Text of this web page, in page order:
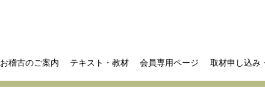
お稽古のご案内 テキスト・教材 会員専用ページ 取材申し込み